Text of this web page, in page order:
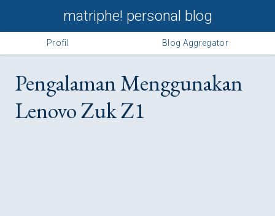
matriphe! personal blog
Profil Blog Aggregator
Pengalaman Menggunakan
Lenovo Zuk Z1